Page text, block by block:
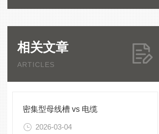
相关文章
ARTICLES
密集型母线槽 vs 电缆
2026-03-04